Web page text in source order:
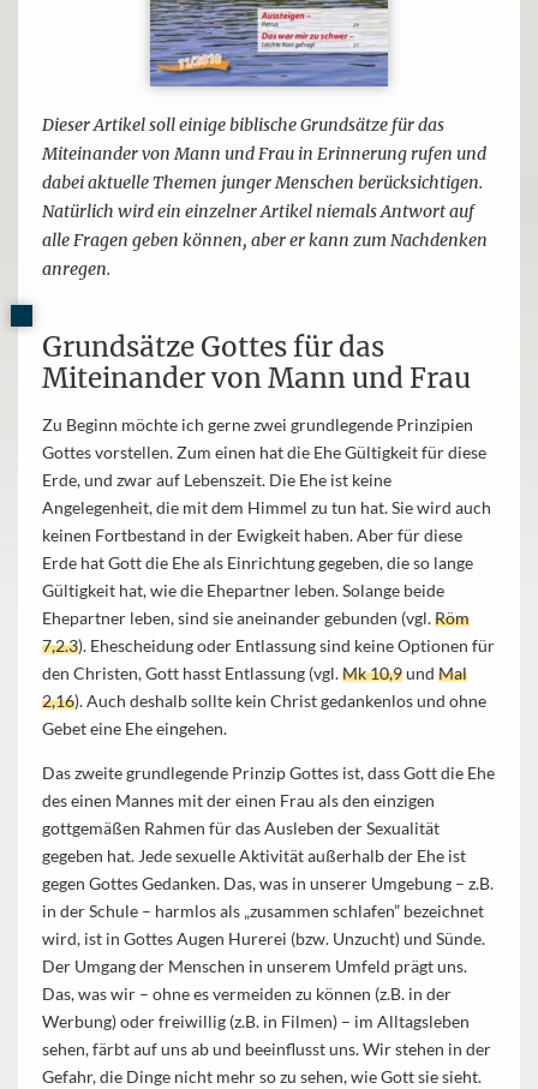
Dieser Artikel soll einige biblische Grundsätze für das
Miteinander von Mann und Frau in Erinnerung rufen und
dabei aktuelle Themen junger Menschen berücksichtigen.
Natürlich wird ein einzelner Artikel niemals Antwort auf
alle Fragen geben können, aber er kann zum Nachdenken
anregen.
Grundsätze Gottes für das
Miteinander von Mann und Frau
Zu Beginn möchte ich gerne zwei grundlegende Prinzipien
Gottes vorstellen. Zum einen hat die Ehe Gültigkeit für diese
Erde, und zwar auf Lebenszeit. Die Ehe ist keine
Angelegenheit, die mit dem Himmel zu tun hat. Sie wird auch
keinen Fortbestand in der Ewigkeit haben. Aber für diese
Erde hat Gott die Ehe als Einrichtung gegeben, die so lange
Gültigkeit hat, wie die Ehepartner leben. Solange beide
Ehepartner leben, sind sie aneinander gebunden (vgl.Röm
7,2.3). Ehescheidung oder Entlassung sind keine Optionen für
den Christen, Gott hasst Entlassung (vgl.Mk 10,9und Mal
2,16). Auch deshalb sollte kein Christ gedankenlos und ohne
Gebet eine Ehe eingehen.
Das zweite grundlegende Prinzip Gottes ist, dass Gott die Ehe
des einen Mannes mit der einen Frau als den einzigen
gottgemäßen Rahmen für das Ausleben der Sexualität
gegeben hat. Jede sexuelle Aktivität außerhalb der Ehe ist
gegen Gottes Gedanken. Das, was in unserer Umgebung – z.B.
in der Schule – harmlos als „zusammen schlafen” bezeichnet
wird, ist in Gottes Augen Hurerei (bzw. Unzucht) und Sünde.
Der Umgang der Menschen in unserem Umfeld prägt uns.
Das, was wir – ohne es vermeiden zu können (z.B. in der
Werbung) oder freiwillig (z.B. in Filmen) – im Alltagsleben
sehen, färbt auf uns ab und beeinflusst uns. Wir stehen in der
Gefahr, die Dinge nicht mehr so zu sehen, wie Gott sie sieht.